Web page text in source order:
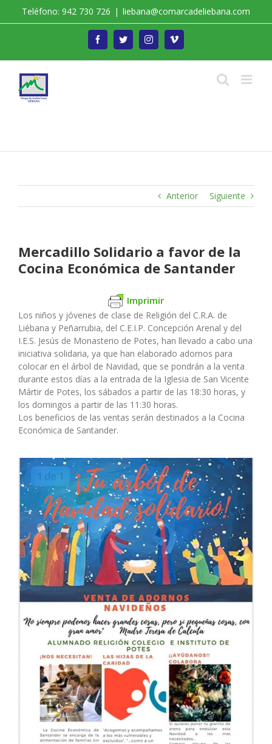
Teléfono: 942 730 726 | liebana@comarcadeliebana.com
FacebookTwitterInstagramVimeo
Anterior Siguiente
Mercadillo Solidario a favor de la
Cocina Económica de Santander
Imprimir
Los niños y jóvenes de clase de Religión del C.R.A. de
Liébana y Peñarrubia, del C.E.I.P. Concepción Arenal y del
I.E.S. Jesús de Monasterio de Potes, han llevado a cabo una
iniciativa solidaria, ya que han elaborado adornos para
colocar en el árbol de Navidad, que se pondrán a la venta
durante estos días a la entrada de la Iglesia de San Vicente
Mártir de Potes, los sábados a partir de las 18:30 horas, y
los domingos a partir de las 11:30 horas.
Los beneficios de las ventas serán destinados a la Cocina
Económica de Santander.